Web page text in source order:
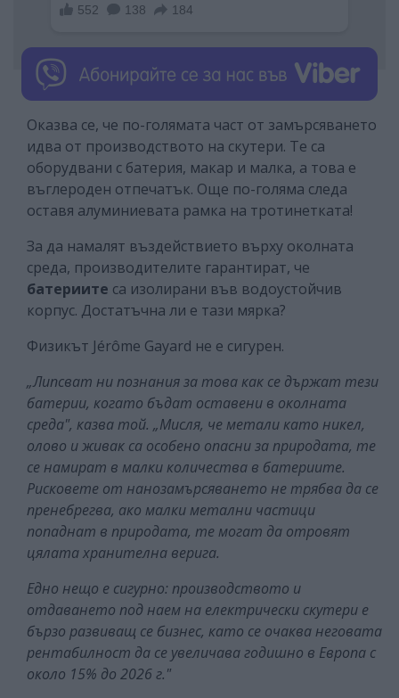
Оказва се, че по-голямата част от замърсяването
идва от производството на скутери. Те са
оборудвани с батерия, макар и малка, а това е
въглероден отпечатък. Още по-голяма следа
оставя алуминиевата рамка на тротинетката!
За да намалят въздействието върху околната
среда, производителите гарантират, че
батериите са изолирани във водоустойчив
корпус. Достатъчна ли е тази мярка?
Физикът Jérôme Gayard не е сигурен.
„Липсват ни познания за това как се държат тези
батерии, когато бъдат оставени в околната
среда", казва той. „Мисля, че метали като никел,
олово и живак са особено опасни за природата, те
се намират в малки количества в батериите.
Рисковете от нанозамърсяването не трябва да се
пренебрегва, ако малки метални частици
попаднат в природата, те могат да отровят
цялата хранителна верига.
Едно нещо е сигурно: производството и
отдаването под наем на електрически скутери е
бързо развиващ се бизнес, като се очаква неговата
рентабилност да се увеличава годишно в Европа с
около 15% до 2026 г."